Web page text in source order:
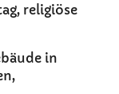
religiöse
in